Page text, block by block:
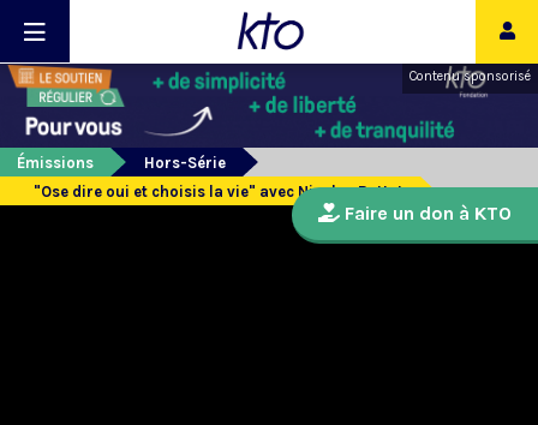
Contenu sponsorisé
Émissions
Hors-Série
"Ose dire oui et choisis la vie" avec Nicolas Buttet
Faire un don à KTO